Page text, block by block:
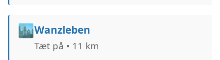
🏙️Wanzleben
Tæt på • 11 km